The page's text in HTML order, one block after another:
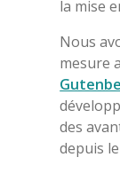
la mise
Nous
mesure
des
depuis